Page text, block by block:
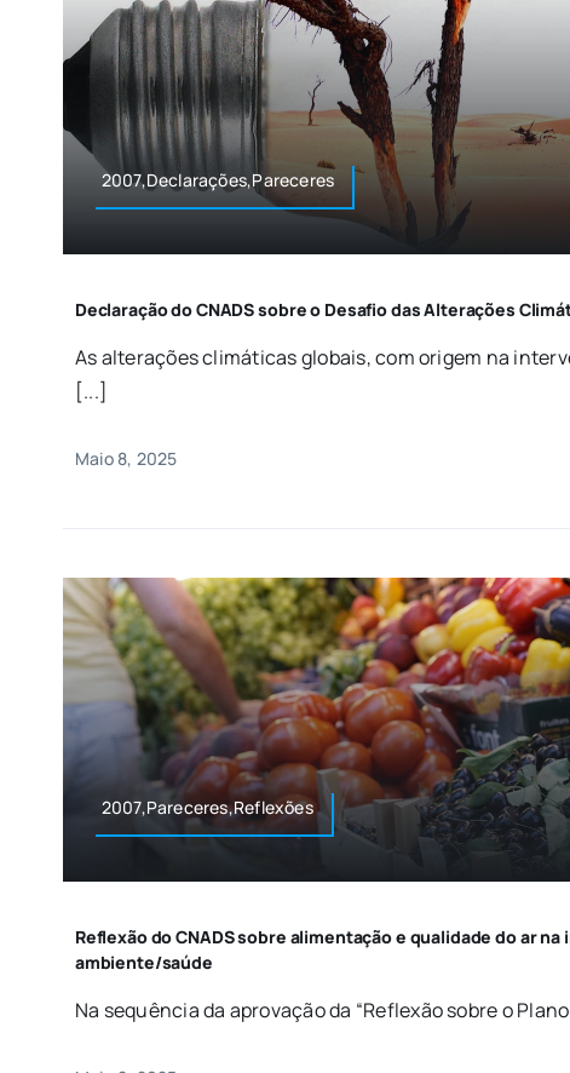
2007,Declarações,Pareceres
Declaração do CNADS sobre o Desafio das Alterações
As alterações climáticas globais, com origem na
[...]
Maio 8, 2025
2007,Pareceres,Reflexões
Reflexão do CNADS sobre alimentação e qualidade do ar na
ambiente/saúde
Na sequência da aprovação da “Reflexão sobre o